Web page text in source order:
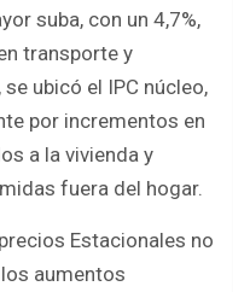
suba, con un 4,7%,
transporte y
ubicó el IPC núcleo,
por incrementos en
a la vivienda y
fuera del hogar.
Estacionales no
aumentos